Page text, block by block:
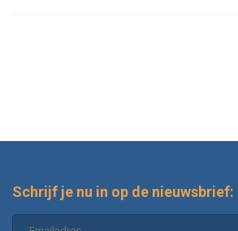
Schrijf je nu in op de nieuwsbrief: